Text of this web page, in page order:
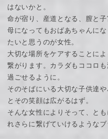
はないかと。
命が宿り、産道となる、膣と子
母になってもおばあちゃんに
たいと思うのが女性。
大切な場所をケアすることに
繋がります。カラダもココロ
過ごせるように。
そのそばにいる大切な子供達
とその笑顔は広がるはず。
そんな女性によりそって、と
れさらに繋げていけるような